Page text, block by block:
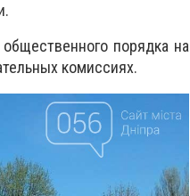
порядка на
комиссиях.